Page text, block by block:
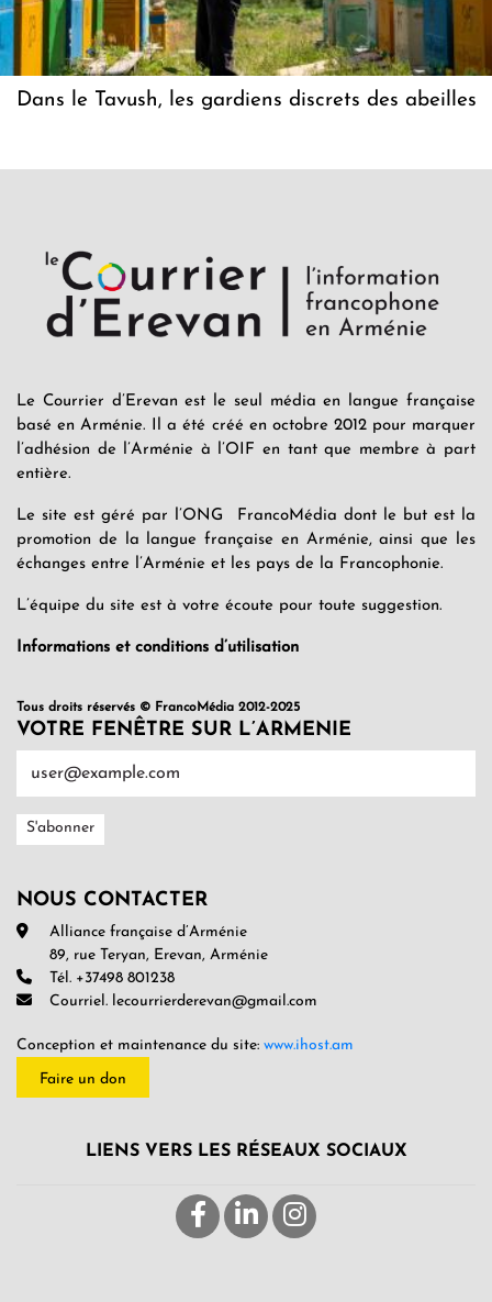
Dans le Tavush, les gardiens discrets des abeilles
Le Courrier d’Erevan est le seul média en langue française
basé en Arménie. Il a été créé en octobre 2012 pour marquer
l’adhésion de l’Arménie à l’OIF en tant que membre à part
entière.
Le site est géré par l’ONG FrancoMédia dont le but est la
promotion de la langue française en Arménie, ainsi que les
échanges entre l’Arménie et les pays de la Francophonie.
L’équipe du site est à votre écoute pour toute suggestion.
Informations et conditions d’utilisation
Tous droits réservés © FrancoMédia 2012-2025
VOTRE FENÊTRE SUR L’ARMENIE
NOUS CONTACTER
Alliance française d’Arménie
89, rue Teryan, Erevan, Arménie
Tél. +37498 801238
Courriel. lecourrierderevan@gmail.com
Conception et maintenance du site: www.ihost.am
Faire un don
LIENS VERS LES RÉSEAUX SOCIAUX